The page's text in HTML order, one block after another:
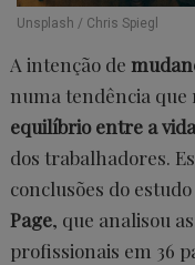
Unsplash / Chris Spiegl
A intenção de
numa tendência que
equilíbrio entre a
dos trabalhadores.
conclusões do estudo
Page, que analisou
profissionais em 36